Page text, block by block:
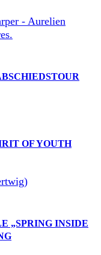
OF YOUTH
„SPRING INSIDE